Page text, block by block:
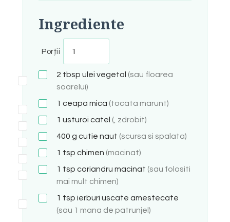
Ingrediente
Porții
2 tbsp ulei vegetal (sau floarea
soarelui)
1 ceapa mica (tocata marunt)
1 usturoi catel (, zdrobit)
400 g cutie naut (scursa si spalata)
1 tsp chimen (macinat)
1 tsp coriandru macinat (sau folositi
mai mult chimen)
1 tsp ierburi uscate amestecate
(sau 1 mana de patrunjel)